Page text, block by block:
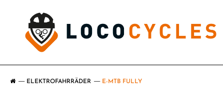
ELEKTROFAHRRÄDER E-MTB FULLY